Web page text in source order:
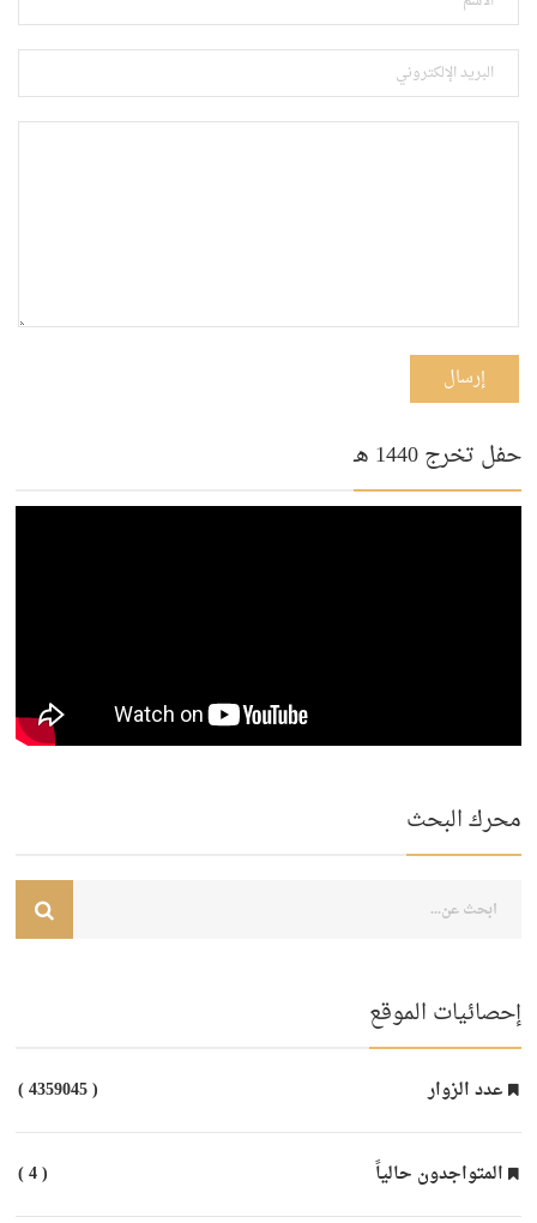
إرسال
حفل تخرج 1440 هـ
محرك البحث
إحصائيات الموقع
عدد الزوار ( 4359045 )
المتواجدون حالياً ( 4 )